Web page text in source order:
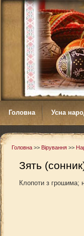
Головна Усна
Головна >> Вірування >>
Зять
Клопоти з грошима;